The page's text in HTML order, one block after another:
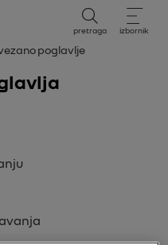
pretraga izbornik
poglavlje